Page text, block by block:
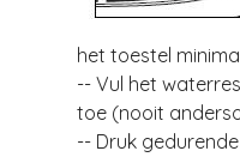
het toestel
-- Vul het
toe (nooit
-- Druk